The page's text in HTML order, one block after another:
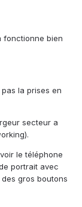
fonctionne bien
la prises en
secteur a
le téléphone
portrait avec
gros boutons